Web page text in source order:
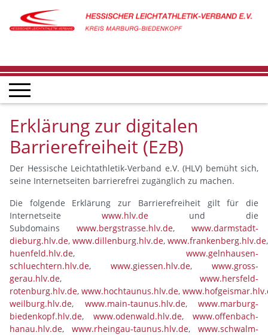
Erklärung zur digitalen
Barrierefreiheit (EzB)
Der Hessische Leichtathletik-Verband e.V. (HLV) bemüht sich,
seine Internetseiten barrierefrei zugänglich zu machen.
Die folgende Erklärung zur Barrierefreiheit gilt für die
Internetseite www.hlv.de und die
Subdomains www.bergstrasse.hlv.de, www.darmstadt-
dieburg.hlv.de, www.dillenburg.hlv.de, www.frankenberg.hlv.de
huenfeld.hlv.de, www.gelnhausen-
schluechtern.hlv.de, www.giessen.hlv.de, www.gross-
gerau.hlv.de, www.hersfeld-
rotenburg.hlv.de, www.hochtaunus.hlv.de,
weilburg.hlv.de, www.main-taunus.hlv.de, www.marburg-
biedenkopf.hlv.de, www.odenwald.hlv.de, www.offenbach-
hanau.hlv.de, www.rheingau-taunus.hlv.de, www.schwalm-